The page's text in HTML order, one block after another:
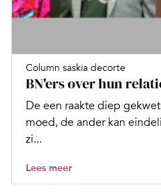
Column saskia decorte
BN'ers over hun
De een raakte diep
moed, de ander kan
zi...
Lees meer